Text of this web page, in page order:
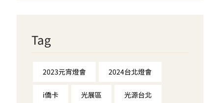
Tag
2023元宵燈會 2024台北燈會
i僑卡 光展區 光源台北